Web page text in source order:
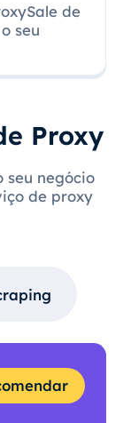
de
seu
Proxy
seu negócio
de proxy